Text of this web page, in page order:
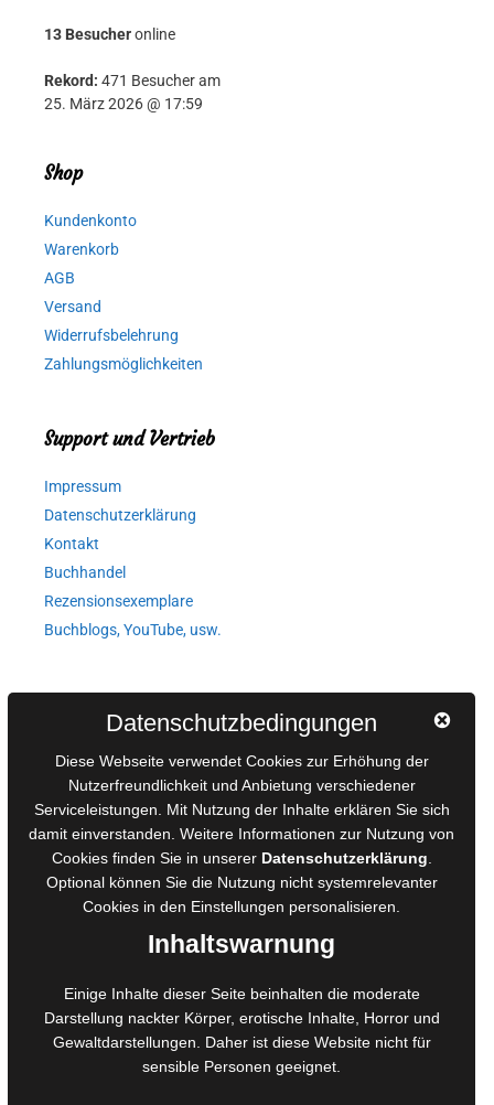
13 Besucheronline
Rekord: 471 Besucher am
25. März 2026 @ 17:59
Shop
Kundenkonto
Warenkorb
AGB
Versand
Widerrufsbelehrung
Zahlungsmöglichkeiten
Support und Vertrieb
Impressum
Datenschutzerklärung
Kontakt
Buchhandel
Rezensionsexemplare
Buchblogs, YouTube, usw.
AGB für Medienprojekte
Online-Artikel
Manuskripte einreichen
Ausschreibungen
Belegexemplare
Eigenbedarfsexemplare
Foto- und Bildbearbeitung
Fotorestauration
Creative Artwork
Datenschutzbedingungen
Diese Webseite verwendet Cookies zur Erhöhung der
Nutzerfreundlichkeit und Anbietung verschiedener
Serviceleistungen. Mit Nutzung der Inhalte erklären Sie sich
damit einverstanden. Weitere Informationen zur Nutzung von
Cookies finden Sie in unserer Datenschutzerklärung
Optional können Sie die Nutzung nicht systemrelevanter
Cookies in den Einstellungen personalisieren.
Inhaltswarnung
Einige Inhalte dieser Seite beinhalten die moderate
Darstellung nackter Körper, erotische Inhalte, Horror und
Gewaltdarstellungen. Daher ist diese Website nicht für
sensible Personen geeignet.